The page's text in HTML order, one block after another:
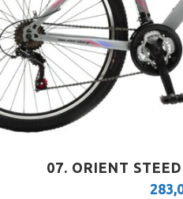
07. ORIENT